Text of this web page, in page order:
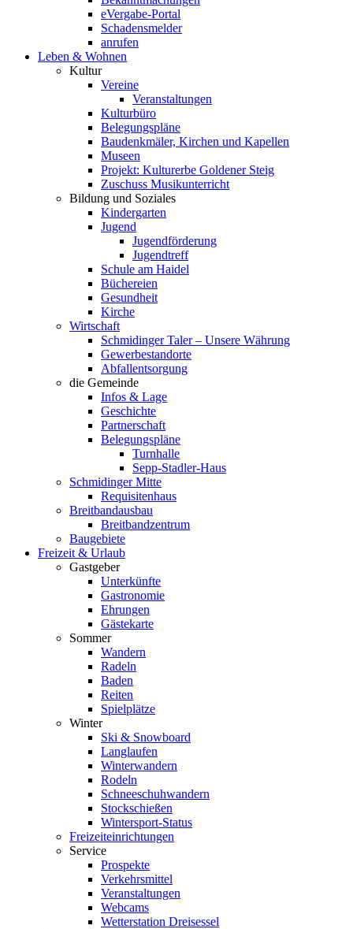
eVergabe-Portal
Schadensmelder
anrufen
Leben & Wohnen
Kultur
Vereine
Veranstaltungen
Kulturbüro
Belegungspläne
Baudenkmäler, Kirchen und Kapellen
Museen
Projekt: Kulturerbe Goldener Steig
Zuschuss Musikunterricht
Bildung und Soziales
Kindergarten
Jugend
Jugendförderung
Jugendtreff
Schule am Haidel
Büchereien
Gesundheit
Kirche
Wirtschaft
Schmidinger Taler – Unsere Währung
Gewerbestandorte
Abfallentsorgung
die Gemeinde
Infos & Lage
Geschichte
Partnerschaft
Belegungspläne
Turnhalle
Sepp-Stadler-Haus
Schmidinger Mitte
Requisitenhaus
Breitbandausbau
Breitbandzentrum
Baugebiete
Freizeit & Urlaub
Gastgeber
Unterkünfte
Gastronomie
Ehrungen
Gästekarte
Sommer
Wandern
Radeln
Baden
Reiten
Spielplätze
Winter
Ski & Snowboard
Langlaufen
Winterwandern
Rodeln
Schneeschuhwandern
Stockschießen
Wintersport-Status
Freizeit­einrichtungen
Service
Prospekte
Verkehrsmittel
Veranstaltungen
Webcams
Wetterstation Dreisessel